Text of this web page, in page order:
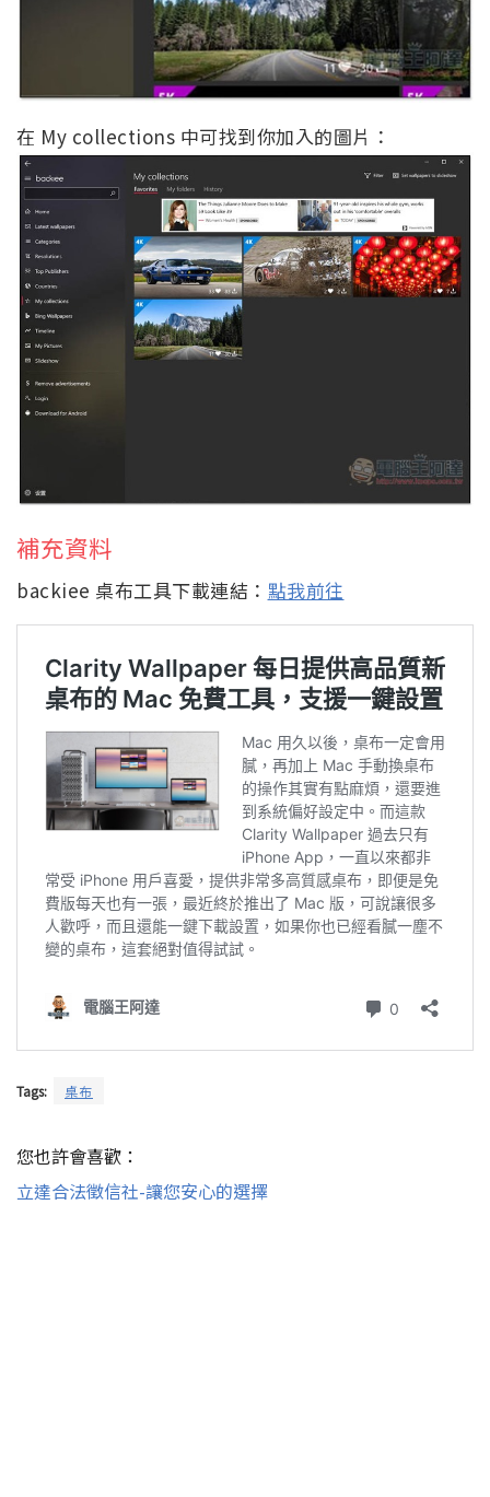
在 My collections 中可找到你加入的圖片：
補充資料
backiee 桌布工具下載連結： 點我前往
Tags: 桌布
您也許會喜歡：
立達合法徵信社-讓您安心的選擇